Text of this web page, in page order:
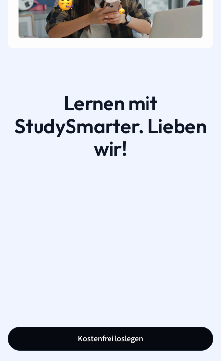
Lernen mit
StudySmarter. Lieben
wir!
Kostenfrei loslegen